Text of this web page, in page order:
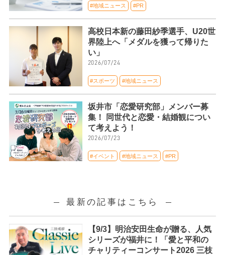
#地域ニュース #PR
高校日本新の藤田紗季選手、U20世
界陸上へ「メダルを獲って帰りた
い」
2026/07/24
#スポーツ #地域ニュース
坂井市「恋愛研究部」メンバー募
集！ 同世代と恋愛・結婚観につい
て考えよう！
2026/07/23
#イベント #地域ニュース #PR
最新の記事はこちら
【9/3】明治安田生命が贈る、人気
シリーズが福井に！「愛と平和の
チャリティーコンサート2026 三枝